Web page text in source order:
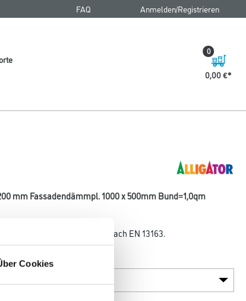
Cookies
FAQ Anmelden/Registrieren
0,00 €
0
mm Fassadendämmpl. 1000 x 500mm Bund=1,0qm
EPS 034 WDV nach EN 13163.